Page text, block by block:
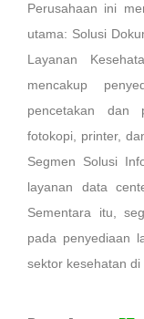
Perusahaan ini
utama: Solusi
Layanan
mencakup
pencetakan dan
fotokopi, printer,
Segmen Solusi
layanan data
Sementara itu,
pada penyediaan
sektor kesehatan di